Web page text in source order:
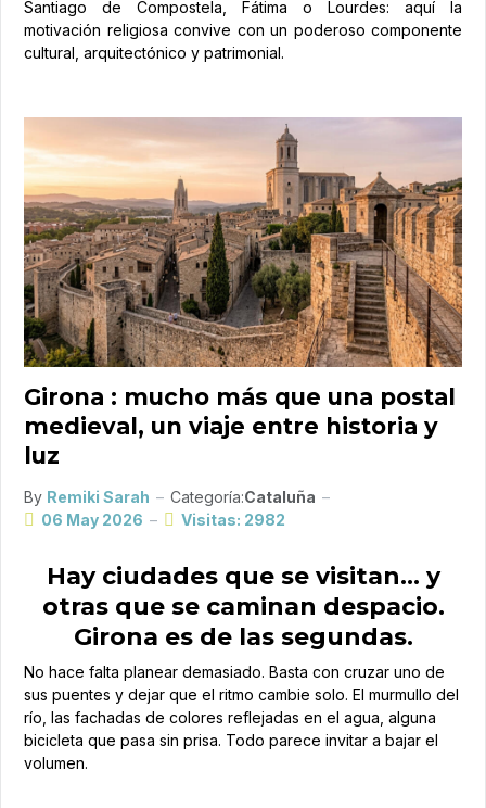
Santiago de Compostela, Fátima o Lourdes: aquí la
motivación religiosa convive con un poderoso componente
cultural, arquitectónico y patrimonial.
Girona : mucho más que una postal
medieval, un viaje entre historia y
luz
By Remiki Sarah Categoría:Cataluña
06 May 2026
Visitas: 2982
Hay ciudades que se visitan… y
otras que se caminan despacio.
Girona es de las segundas.
No hace falta planear demasiado. Basta con cruzar uno de
sus puentes y dejar que el ritmo cambie solo. El murmullo del
río, las fachadas de colores reflejadas en el agua, alguna
bicicleta que pasa sin prisa. Todo parece invitar a bajar el
volumen.